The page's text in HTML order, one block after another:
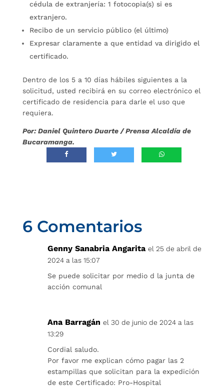
cédula de extranjería: 1 fotocopia(s) si es
extranjero.
Recibo de un servicio público (el último)
Expresar claramente a que entidad va dirigido el
certificado.
Dentro de los 5 a 10 días hábiles siguientes a la
solicitud, usted recibirá en su correo electrónico el
certificado de residencia para darle el uso que
requiera.
Por: Daniel Quintero Duarte / Prensa Alcaldía de
Bucaramanga.
6 Comentarios
Genny Sanabria Angarita el 25 de abril de
2024 a las 15:07
Se puede solicitar por medio d la junta de
acción comunal
Ana Barragán el 30 de junio de 2024 a las
13:29
Cordial saludo.
Por favor me explican cómo pagar las 2
estampillas que solicitan para la expedición
de este Certificado: Pro-Hospital